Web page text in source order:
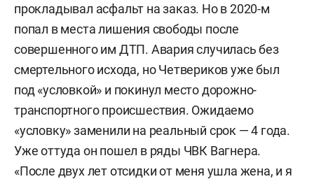
прокладывал асфальт на заказ. Но в 2020-м
попал в места лишения свободы после
совершенного им ДТП. Авария случилась без
смертельного исхода, но Четвериков уже был
под «условкой» и покинул место дорожно-
транспортного происшествия. Ожидаемо
«условку» заменили на реальный срок — 4 года.
Уже оттуда он пошел в ряды ЧВК Вагнера.
«После двух лет отсидки от меня ушла жена, и я